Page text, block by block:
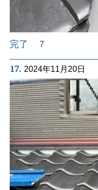
完了 ７
17. 2024年11月20日